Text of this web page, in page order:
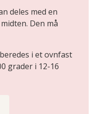
deles med en
Den må
i et ovnfast
grader i 12-16